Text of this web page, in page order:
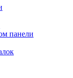
панели